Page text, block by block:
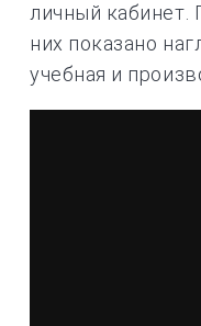
личный кабинет.
них показано
учебная и